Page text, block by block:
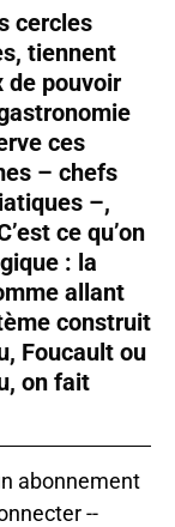
cercles
tiennent
de pouvoir
ces
– chefs
–,
ce qu’on
: la
allant
construit
Foucault ou
on fait
abonnement
--